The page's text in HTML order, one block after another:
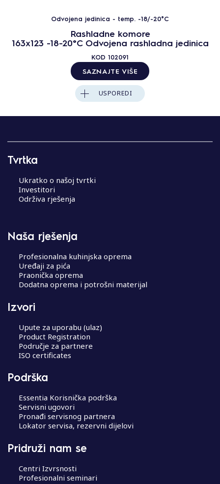
Odvojena jedinica - temp. -18/-20°C
Rashladne komore
163x123 -18-20°C Odvojena rashladna jedinica
KOD 102091
SAZNAJTE VIŠE
USPOREDI
Tvrtka
Ukratko o našoj tvrtki
Investitori
Održiva rješenja
Naša rješenja
Profesionalna kuhinjska oprema
Uređaji za pića
Praonička oprema
Dodatna oprema i potrošni materijal
Izvori
Upute za uporabu (ulaz)
Product Registration
Područje za partnere
ISO certificates
Podrška
Essentia Korisnička podrška
Servisni ugovori
Pronađi servisnog partnera
Lokator servisa, rezervni dijelovi
Pridruži nam se
Centri Izvrsnosti
Profesionalni seminari